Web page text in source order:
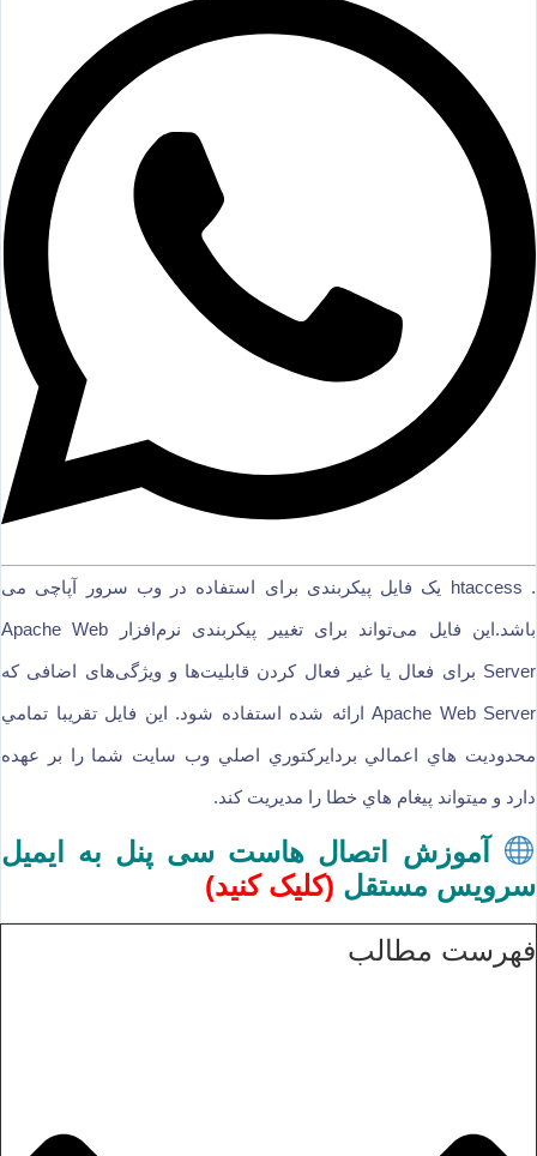
. htaccess یک فایل پیکربندی برای استفاده در وب سرور آپاچی می
باشد.این فایل می‌تواند برای تغییر پیکربندی نرم‌افزار Apache Web
Server برای فعال یا غیر فعال کردن قابلیت‌ها و ویژگی‌های اضافی که
Apache Web Server ارائه شده استفاده شود. این فایل تقريبا تمامي
محدوديت هاي اعمالي بردايركتوري اصلي وب سايت شما را بر عهده
دارد و ميتواند پيغام هاي خطا را مديريت كند.
آموزش اتصال هاست سی پنل به ایمیل
سرویس مستقل (کلیک کنید)
فهرست مطالب